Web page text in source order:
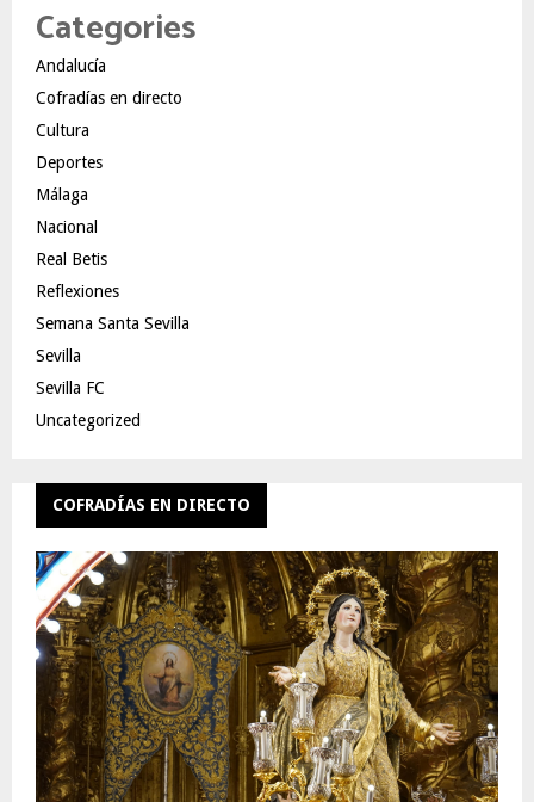
Categories
Andalucía
Cofradías en directo
Cultura
Deportes
Málaga
Nacional
Real Betis
Reflexiones
Semana Santa Sevilla
Sevilla
Sevilla FC
Uncategorized
COFRADÍAS EN DIRECTO